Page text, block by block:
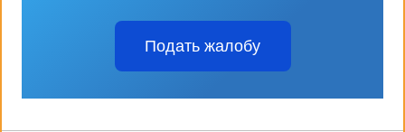
Подать жалобу